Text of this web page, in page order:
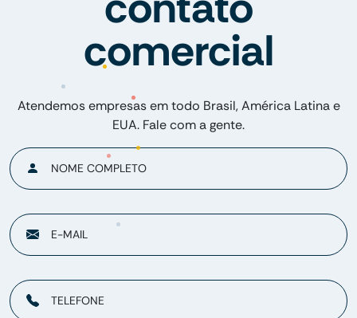
comercial
Atendemos empresas em todo Brasil, América Latina e
EUA. Fale com a gente.
NOME COMPLETO
E-MAIL
TELEFONE